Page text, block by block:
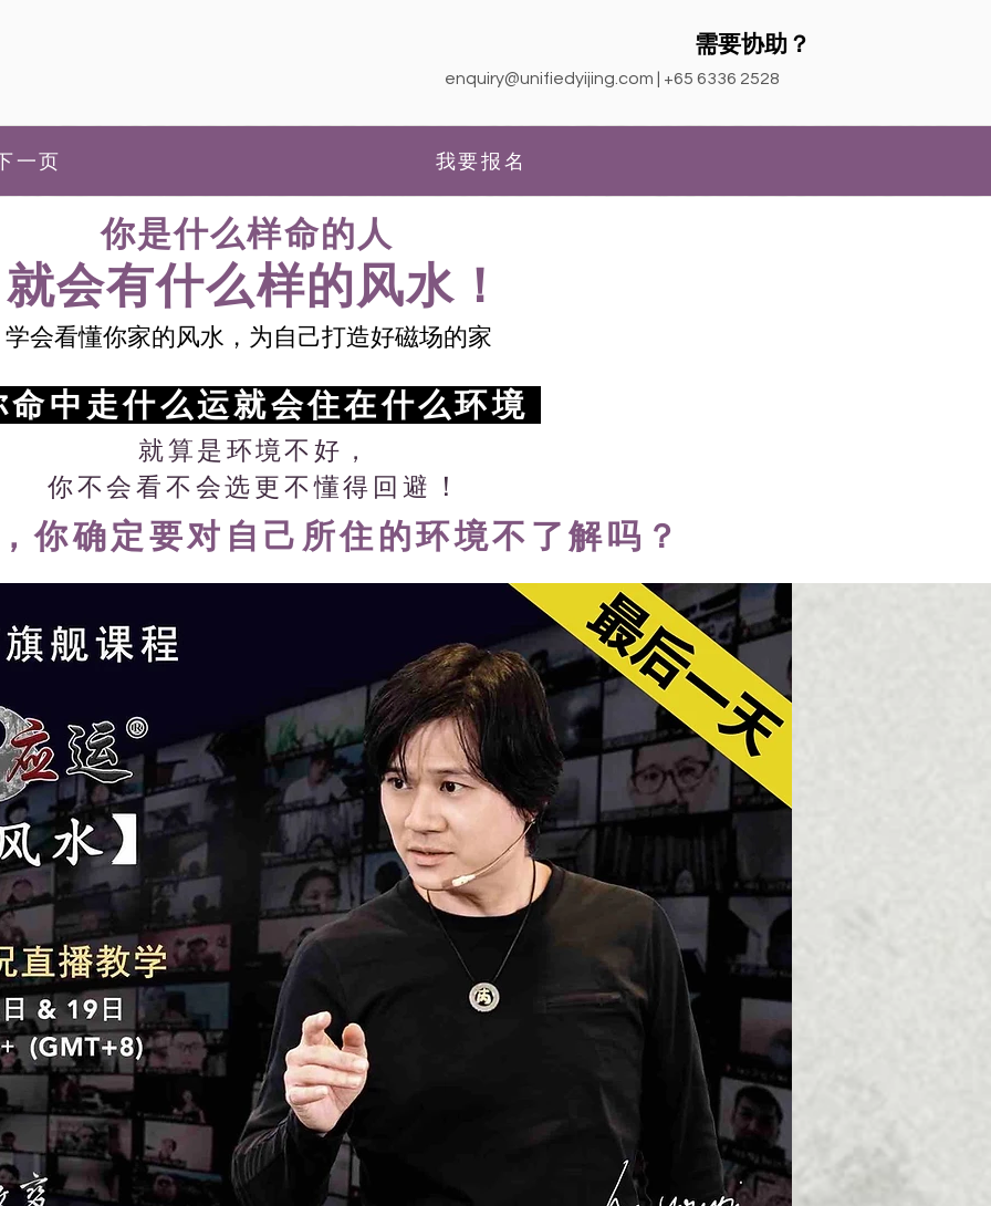
需要协助？
enquiry@unifiedyijing.com | +65 6336 2528
一页 我要报名
你是什么样命的人
就会有什么样的风水！
学会看懂你家的风水，​​为自己打造好磁场的家
中走什么运就会住在什么环境
就算是环境不好，
你不会看不会选更不懂得回避 ！
你确定要对自己所住的环境不了解吗？